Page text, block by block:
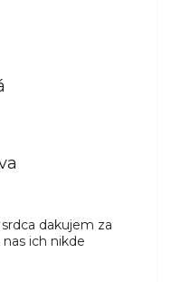
dakujem za
ich nikde